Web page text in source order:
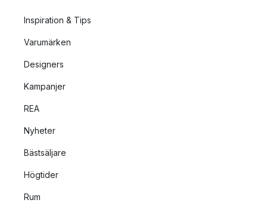
Inspiration & Tips
Varumärken
Designers
Kampanjer
REA
Nyheter
Bästsäljare
Högtider
Rum